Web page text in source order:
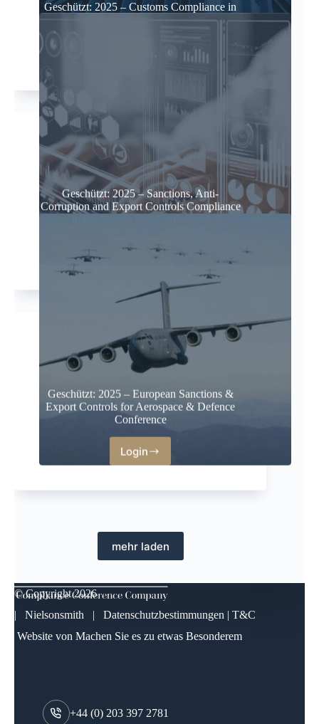
Geschützt: 2025 – Customs Compliance in
the Middle East Conference
Geschützt: 2025 – Sanctions, Anti-
Corruption and Export Controls Compliance
Login
Geschützt: 2025 – European Sanctions &
Export Controls for Aerospace & Defence
Conference
Login
mehr laden
© Copyright2026
| Nielsonsmith | Datenschutzbestimmungen | T&C
Website von Machen Sie es zu etwas Besonderem
+44 (0) 203 397 2781